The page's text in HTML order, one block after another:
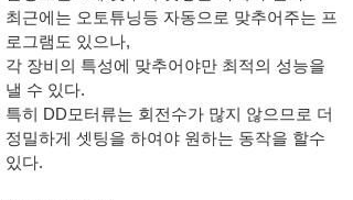
최근에는 오토튜닝등 자동으로 맞추어주는 프
로그램도 있으나,
각 장비의 특성에 맞추어야만 최적의 성능을
낼 수 있다.
특히 DD모터류는 회전수가 많지 않으므로 더
정밀하게 셋팅을 하여야 원하는 동작을 할수
있다.